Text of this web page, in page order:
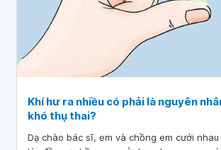
Khí hư ra nhiều có phải là nguyên
khó thụ thai?
Dạ chào bác sĩ, em và chồng em cưới